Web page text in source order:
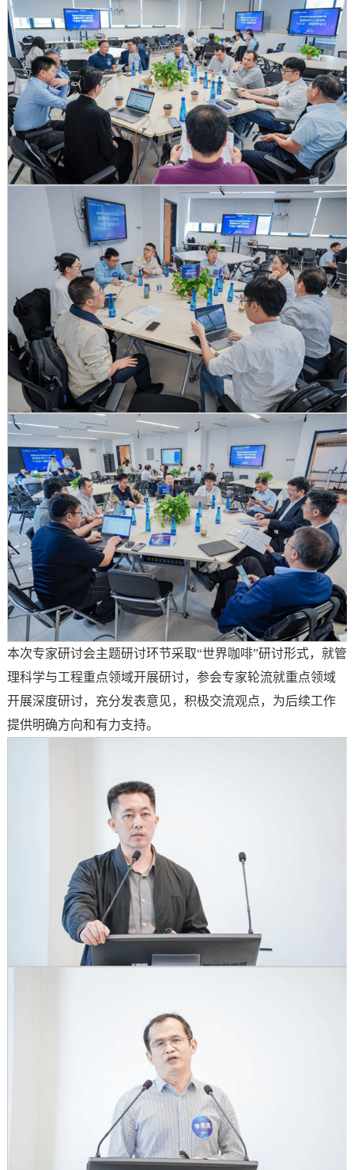
本次专家研讨会主题研讨环节采取“世界咖啡”研讨形式，就管
理科学与工程重点领域开展研讨，参会专家轮流就重点领域
开展深度研讨，充分发表意见，积极交流观点，为后续工作
提供明确方向和有力支持。